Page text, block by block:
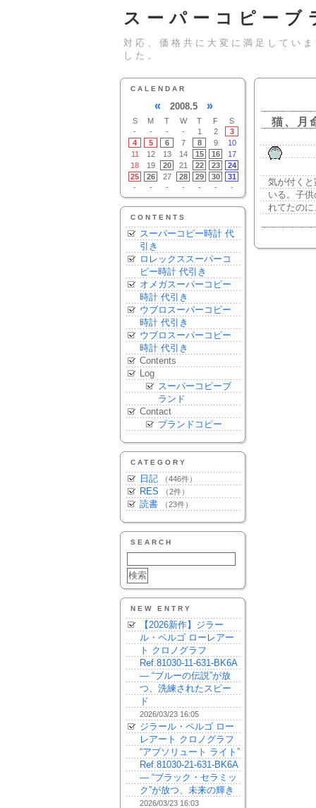
スーパーコピー
対応、価格共に大変に満足してい
した。
猫、月
気が付く
いる。子
れてたの
CALENDAR
« 2008.5 »
S M T W T F
S
-
- - - 1 2
3
4
5 6 7 8 9
10
11
12 13 14 15 16
17
18
19 20 21 22 23
24
25
26 27 28 29 30
31
-
- - - - - -
CONTENTS
スーパーコピー時計 代
引き
ロレックススーパーコ
ピー時計 代引き
オメガスーパーコピー
時計 代引き
ウブロスーパーコピー
時計 代引き
ウブロスーパーコピー
時計 代引き
Contents
Log
スーパーコピーブ
ランド
Contact
ブランドコピー
CATEGORY
日記 （446件）
RES （2件）
読書 （23件）
SEARCH
NEW ENTRY
【2026新作】ジラー
ル・ペルゴ ローレアー
ト クロノグラフ
Ref.81030-11-631-BK6A
— “ブルーの伝説”が放
つ、洗練されたスピー
ド
2026/03/23 16:05
ジラール・ペルゴ ロー
レアート クロノグラフ
“アブソリュート ライト”
Ref.81030-21-631-BK6A
— “ブラック・セラミッ
ク”が放つ、未来の輝き
2026/03/23 16:03